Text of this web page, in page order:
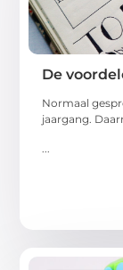
De
Normaal
jaargang.